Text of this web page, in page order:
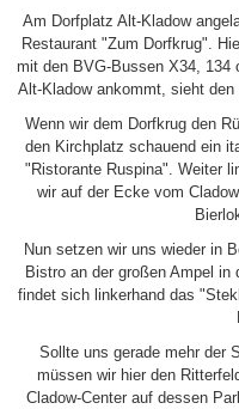
Am Dorfplatz Alt-Kladow
Restaurant "Zum Dorfkrug".
mit den BVG-Bussen X34, 134
Alt-Kladow ankommt, sieht
Wenn wir dem Dorfkrug den
den Kirchplatz schauend ein
"Ristorante Ruspina". Weiter
wir auf der Ecke vom
Nun setzen wir uns wieder in
Bistro an der großen Ampel in
findet sich linkerhand das
Sollte uns gerade mehr der
müssen wir hier den
Cladow-Center auf dessen